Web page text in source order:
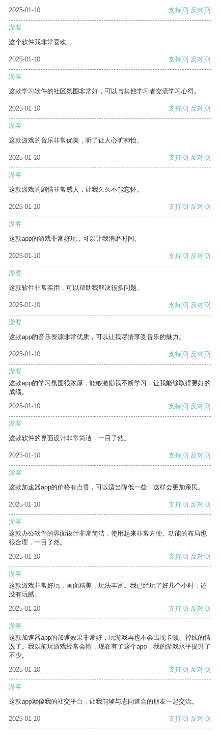
2025-01-10 支持[0] 反对[0]
游客
这个软件我非常喜欢
2025-01-10 支持[0] 反对[0]
游客
这款学习软件的社区氛围非常好，可以与其他学习者交流学习心得。
2025-01-10 支持[0] 反对[0]
游客
这款游戏的音乐非常优美，听了让人心旷神怡。
2025-01-10 支持[0] 反对[0]
游客
这款游戏的剧情非常感人，让我久久不能忘怀。
2025-01-10 支持[0] 反对[0]
游客
这款app的游戏非常好玩，可以让我消磨时间。
2025-01-10 支持[0] 反对[0]
游客
这款软件非常实用，可以帮助我解决很多问题。
2025-01-10 支持[0] 反对[0]
游客
这款app的音乐资源非常优质，可以让我尽情享受音乐的魅力。
2025-01-10 支持[0] 反对[0]
游客
这款app的学习氛围很浓厚，能够激励我不断学习，让我能够取得更好的
成绩。
2025-01-10
支持[0] 反对[0]
游客
这款软件的界面设计非常简洁，一目了然。
2025-01-10 支持[0] 反对[0]
游客
这款加速器app的价格有点贵，可以适当降低一些，这样会更加亲民。
2025-01-10 支持[0] 反对[0]
游客
这款办公软件的界面设计非常简洁，使用起来非常方便。功能的布局也
很合理，一目了然。
2025-01-10
支持[0] 反对[0]
游客
这款游戏非常好玩，画面精美，玩法丰富。我已经玩了好几个小时，还
没有玩腻。
2025-01-10
支持[0] 反对[0]
游客
这款加速器app的加速效果非常好，玩游戏再也不会出现卡顿、掉线的情
况了。我以前玩游戏经常会输，现在有了这个app，我的游戏水平提升了
不少。
2025-01-10
支持[0] 反对[0]
游客
这款app就像我的社交平台，让我能够与志同道合的朋友一起交流。
2025-01-10 支持[0] 反对[0]